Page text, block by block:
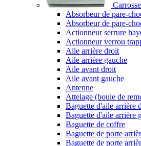
Absorbeur de pare-
Absorbeur de pare-
Actionneur serrure
Actionneur verrou
Aile arrière droit
Aile arrière gauche
Aile avant droit
Aile avant gauche
Antenne
Attelage (boule de
Baguette d'aile arrière
Baguette d'aile arrière
Baguette de coffre
Baguette de porte
Baguette de porte